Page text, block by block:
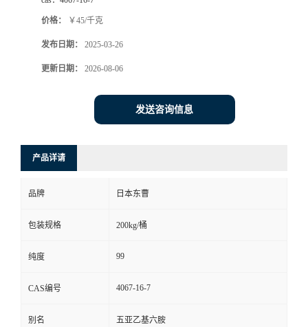
价格： ￥45/千克
发布日期： 2025-03-26
更新日期： 2026-08-06
发送咨询信息
产品详请
品牌 日本东曹
包装规格 200kg/桶
纯度 99
CAS编号 4067-16-7
别名 五亚乙基六胺